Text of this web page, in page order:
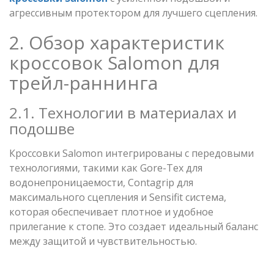
агрессивным протектором для лучшего сцепления.
2. Обзор характеристик
кроссовок Salomon для
трейл-раннинга
2.1. Технологии в материалах и
подошве
Кроссовки Salomon интегрированы с передовыми
технологиями, такими как Gore-Tex для
водонепроницаемости, Contagrip для
максимального сцепления и Sensifit система,
которая обеспечивает плотное и удобное
прилегание к стопе. Это создает идеальный баланс
между защитой и чувствительностью.